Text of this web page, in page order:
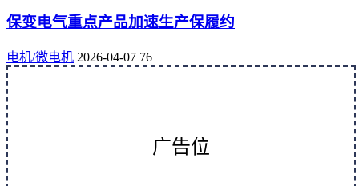
保变电气重点产品加速生产保履约
电机/微电机 2026-04-07 76
广告位